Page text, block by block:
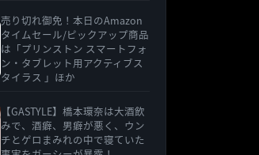
売り切れ御免！本日のAmazon
タイムセール/ピックアップ商品
は「プリンストン スマートフォ
ン・タブレット用アクティブス
タイラス 」ほか
【GASTYLE】橋本環奈は大酒飲
みで、酒癖、男癖が悪く、ウン
チとゲロまみれの中で寝ていた